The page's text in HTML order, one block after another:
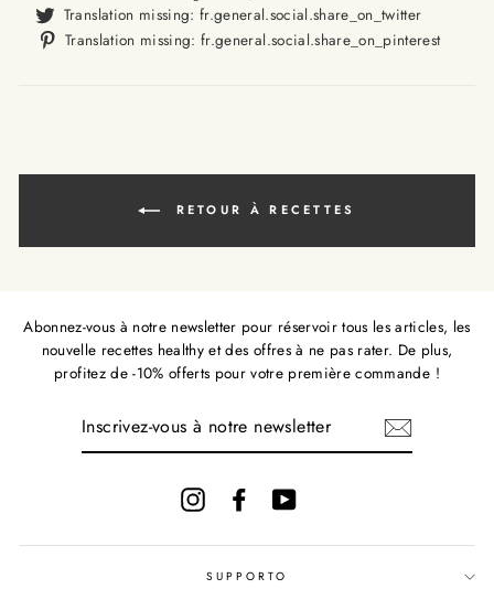
missing:
Translation missing: fr.general.social.share_on_twitter
missing:
Translation missing: fr.general.social.share_on_pinterest
RETOUR À RECETTES
Abonnez-vous à notre newsletter pour réservoir tous les articles, les
nouvelle recettes healthy et des offres à ne pas rater. De plus,
profitez de -10% offerts pour votre première commande !
InstagramFacebookYouTube
SUPPORTO